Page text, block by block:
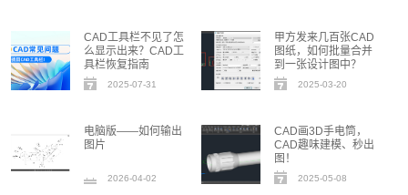
CAD工具栏不见了怎
么显示出来？CAD工
具栏恢复指南
2025-07-31
甲方发来几百张CAD
图纸，如何批量合并
到一张设计图中？
2025-03-20
电脑版——如何输出
图片
2026-04-02
CAD画3D手电筒，
CAD趣味建模、秒出
图！
2025-05-08